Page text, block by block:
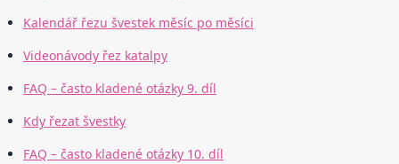
Kalendář řezu švestek měsíc po měsíci
Videonávody řez katalpy
FAQ – často kladené otázky 9. díl
Kdy řezat švestky
FAQ – často kladené otázky 10. díl